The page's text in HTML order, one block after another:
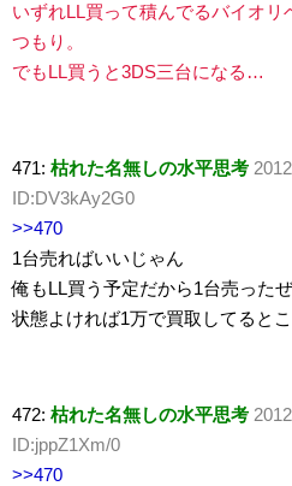
いずれLL買って積んでるバイオリ
つもり。
でもLL買うと3DS三台になる…
471: 枯れた名無しの水平思考
ID:DV3kAy2G0
>>470
1台売ればいいじゃん
俺もLL買う予定だから1台売ったぜ
状態よければ1万で買取してると
472: 枯れた名無しの水平思考
ID:jppZ1Xm/0
>>470